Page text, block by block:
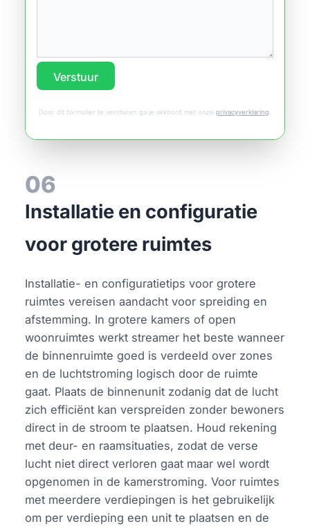
Verstuur
Door dit formulier te versturen ga je akkoord met onze privacyverklaring.
06
Installatie en configuratie
voor grotere ruimtes
Installatie- en configuratietips voor grotere
ruimtes vereisen aandacht voor spreiding en
afstemming. In grotere kamers of open
woonruimtes werkt streamer het beste wanneer
de binnenruimte goed is verdeeld over zones
en de luchtstroming logisch door de ruimte
gaat. Plaats de binnenunit zodanig dat de lucht
zich efficiënt kan verspreiden zonder bewoners
direct in de stroom te plaatsen. Houd rekening
met deur- en raamsituaties, zodat de verse
lucht niet direct verloren gaat maar wel wordt
opgenomen in de kamerstroming. Voor ruimtes
met meerdere verdiepingen is het gebruikelijk
om per verdieping een unit te plaatsen en de